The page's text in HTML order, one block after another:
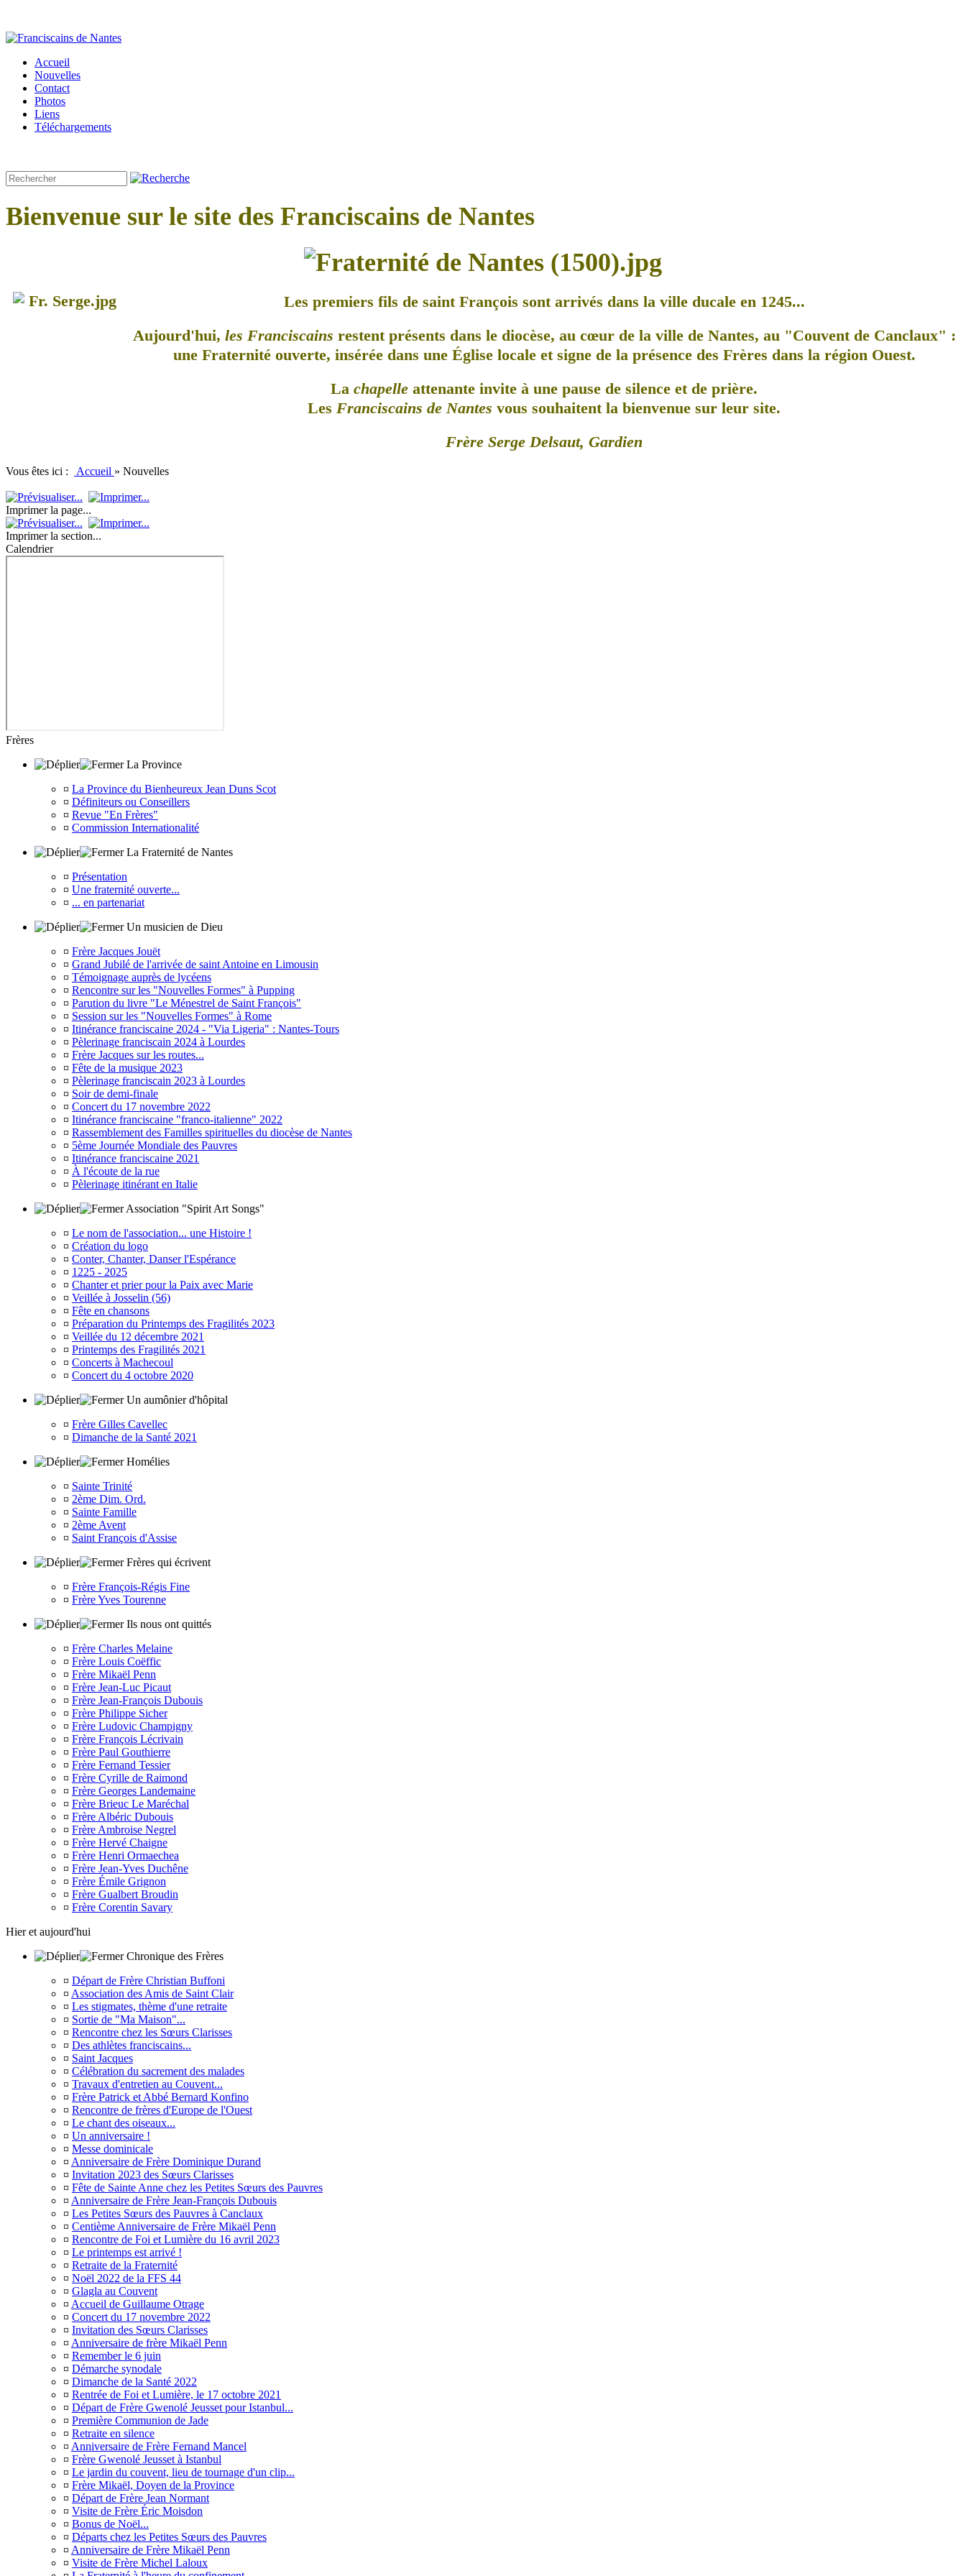
Accueil
Nouvelles
Contact
Photos
Liens
Téléchargements
Bienvenue sur le site des Franciscains de Nantes
Les premiers fils de saint François sont arrivés dans la ville ducale en 1245...
Aujourd'hui, les Franciscains restent présents dans le diocèse, au cœur de la ville de Nantes, au "Couvent de Canclaux" :
une Fraternité ouverte, insérée dans une Église locale et signe de la présence des Frères dans la région Ouest.
La chapelle attenante invite à une pause de silence et de prière.
Les Franciscains de Nantes vous souhaitent la bienvenue sur leur site.
Frère Serge Delsaut, Gardien
Vous êtes ici : Accueil » Nouvelles
Imprimer la page...
Imprimer la section...
Calendrier
Frères
La Province
¤ La Province du Bienheureux Jean Duns Scot
¤ Définiteurs ou Conseillers
¤ Revue "En Frères"
¤ Commission Internationalité
La Fraternité de Nantes
¤ Présentation
¤ Une fraternité ouverte...
¤ ... en partenariat
Un musicien de Dieu
¤ Frère Jacques Jouët
¤ Grand Jubilé de l'arrivée de saint Antoine en Limousin
¤ Témoignage auprès de lycéens
¤ Rencontre sur les "Nouvelles Formes" à Pupping
¤ Parution du livre "Le Ménestrel de Saint François"
¤ Session sur les "Nouvelles Formes" à Rome
¤ Itinérance franciscaine 2024 - "Via Ligeria" : Nantes-Tours
¤ Pèlerinage franciscain 2024 à Lourdes
¤ Frère Jacques sur les routes...
¤ Fête de la musique 2023
¤ Pèlerinage franciscain 2023 à Lourdes
¤ Soir de demi-finale
¤ Concert du 17 novembre 2022
¤ Itinérance franciscaine "franco-italienne" 2022
¤ Rassemblement des Familles spirituelles du diocèse de Nantes
¤ 5ème Journée Mondiale des Pauvres
¤ Itinérance franciscaine 2021
¤ À l'écoute de la rue
¤ Pèlerinage itinérant en Italie
Association "Spirit Art Songs"
¤ Le nom de l'association... une Histoire !
¤ Création du logo
¤ Conter, Chanter, Danser l'Espérance
¤ 1225 - 2025
¤ Chanter et prier pour la Paix avec Marie
¤ Veillée à Josselin (56)
¤ Fête en chansons
¤ Préparation du Printemps des Fragilités 2023
¤ Veillée du 12 décembre 2021
¤ Printemps des Fragilités 2021
¤ Concerts à Machecoul
¤ Concert du 4 octobre 2020
Un aumônier d'hôpital
¤ Frère Gilles Cavellec
¤ Dimanche de la Santé 2021
Homélies
¤ Sainte Trinité
¤ 2ème Dim. Ord.
¤ Sainte Famille
¤ 2ème Avent
¤ Saint François d'Assise
Frères qui écrivent
¤ Frère François-Régis Fine
¤ Frère Yves Tourenne
Ils nous ont quittés
¤ Frère Charles Melaine
¤ Frère Louis Coëffic
¤ Frère Mikaël Penn
¤ Frère Jean-Luc Picaut
¤ Frère Jean-François Dubouis
¤ Frère Philippe Sicher
¤ Frère Ludovic Champigny
¤ Frère François Lécrivain
¤ Frère Paul Gouthierre
¤ Frère Fernand Tessier
¤ Frère Cyrille de Raimond
¤ Frère Georges Landemaine
¤ Frère Brieuc Le Maréchal
¤ Frère Albéric Dubouis
¤ Frère Ambroise Negrel
¤ Frère Hervé Chaigne
¤ Frère Henri Ormaechea
¤ Frère Jean-Yves Duchêne
¤ Frère Émile Grignon
¤ Frère Gualbert Broudin
¤ Frère Corentin Savary
Hier et aujourd'hui
Chronique des Frères
¤ Départ de Frère Christian Buffoni
¤ Association des Amis de Saint Clair
¤ Les stigmates, thème d'une retraite
¤ Sortie de "Ma Maison"...
¤ Rencontre chez les Sœurs Clarisses
¤ Des athlètes franciscains...
¤ Saint Jacques
¤ Célébration du sacrement des malades
¤ Travaux d'entretien au Couvent...
¤ Frère Patrick et Abbé Bernard Konfino
¤ Rencontre de frères d'Europe de l'Ouest
¤ Le chant des oiseaux...
¤ Un anniversaire !
¤ Messe dominicale
¤ Anniversaire de Frère Dominique Durand
¤ Invitation 2023 des Sœurs Clarisses
¤ Fête de Sainte Anne chez les Petites Sœurs des Pauvres
¤ Anniversaire de Frère Jean-François Dubouis
¤ Les Petites Sœurs des Pauvres à Canclaux
¤ Centième Anniversaire de Frère Mikaël Penn
¤ Rencontre de Foi et Lumière du 16 avril 2023
¤ Le printemps est arrivé !
¤ Retraite de la Fraternité
¤ Noël 2022 de la FFS 44
¤ Glagla au Couvent
¤ Accueil de Guillaume Otrage
¤ Concert du 17 novembre 2022
¤ Invitation des Sœurs Clarisses
¤ Anniversaire de frère Mikaël Penn
¤ Remember le 6 juin
¤ Démarche synodale
¤ Dimanche de la Santé 2022
¤ Rentrée de Foi et Lumière, le 17 octobre 2021
¤ Départ de Frère Gwenolé Jeusset pour Istanbul...
¤ Première Communion de Jade
¤ Retraite en silence
¤ Anniversaire de Frère Fernand Mancel
¤ Frère Gwenolé Jeusset à Istanbul
¤ Le jardin du couvent, lieu de tournage d'un clip...
¤ Frère Mikaël, Doyen de la Province
¤ Départ de Frère Jean Normant
¤ Visite de Frère Éric Moisdon
¤ Bonus de Noël...
¤ Départs chez les Petites Sœurs des Pauvres
¤ Anniversaire de Frère Mikaël Penn
¤ Visite de Frère Michel Laloux